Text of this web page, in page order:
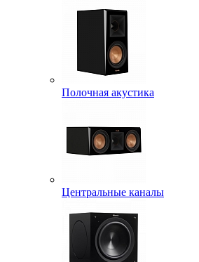
Полочная акустика
Центральные каналы